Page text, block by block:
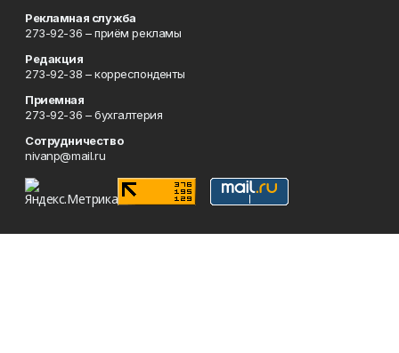
Рекламная служба
273-92-36 – приём рекламы
Редакция
273-92-38 – корреспонденты
Приемная
273-92-36 – бухгалтерия
Сотрудничество
nivanp@mail.ru